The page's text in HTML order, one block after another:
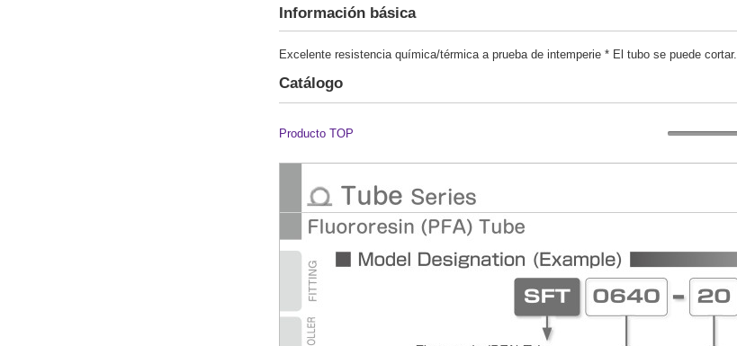
Información básica
Excelente resistencia química/térmica a prueba de intemperie * El tubo se puede cortar.
Catálogo
Producto TOP